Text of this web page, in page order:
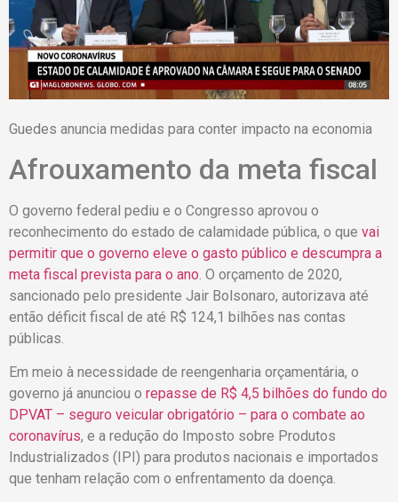
Guedes anuncia medidas para conter impacto na economia
Afrouxamento da meta fiscal
O governo federal pediu e o Congresso aprovou o
reconhecimento do estado de calamidade pública, o que vai
permitir que o governo eleve o gasto público e descumpra a
meta fiscal prevista para o ano. O orçamento de 2020,
sancionado pelo presidente Jair Bolsonaro, autorizava até
então déficit fiscal de até R$ 124,1 bilhões nas contas
públicas.
Em meio à necessidade de reengenharia orçamentária, o
governo já anunciou o repasse de R$ 4,5 bilhões do fundo do
DPVAT – seguro veicular obrigatório – para o combate ao
coronavírus, e a redução do Imposto sobre Produtos
Industrializados (IPI) para produtos nacionais e importados
que tenham relação com o enfrentamento da doença.